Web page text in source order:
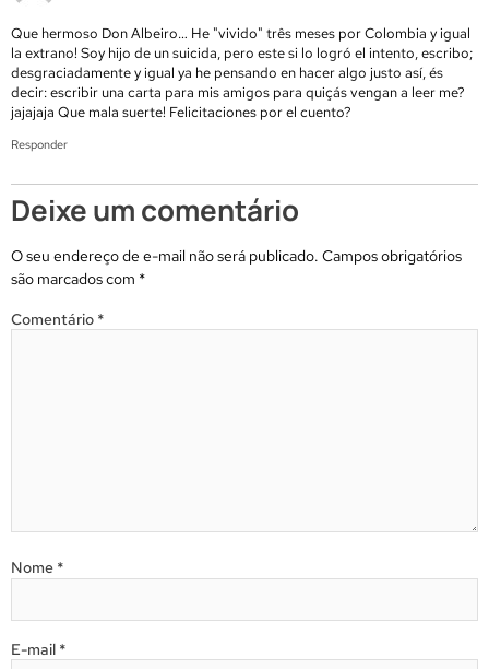
Que hermoso Don Albeiro… He "vivido" três meses por Colombia y igual
la extrano! Soy hijo de un suicida, pero este si lo logró el intento, escribo;
desgraciadamente y igual ya he pensando en hacer algo justo así, és
decir: escribir una carta para mis amigos para quiçás vengan a leer me?
jajajaja Que mala suerte! Felicitaciones por el cuento?
Responder
Deixe um comentário
O seu endereço de e-mail não será publicado. Campos obrigatórios
são marcados com *
Comentário *
Nome *
E-mail *